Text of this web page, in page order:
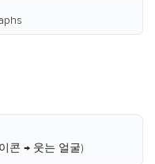
콘 → 웃는 얼굴)